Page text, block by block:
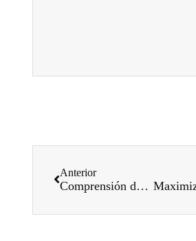
Anterior
Comprensión de la mecánica de las máquinas perfiladoras de láminas corrugadas de ancho